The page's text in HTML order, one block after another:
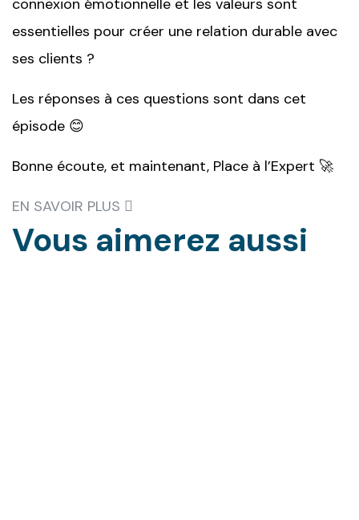
essentielles pour créer une relation durable avec
ses clients ?
Les réponses à ces questions sont dans cet
épisode 😊
Bonne écoute, et maintenant, Place à l’Expert 🚀
EN SAVOIR PLUS
Vous aimerez aussi